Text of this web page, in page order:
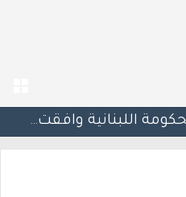
بزشكيان يلوّح بالاستقالة للضغط نحو اتفاق مع واشنطن